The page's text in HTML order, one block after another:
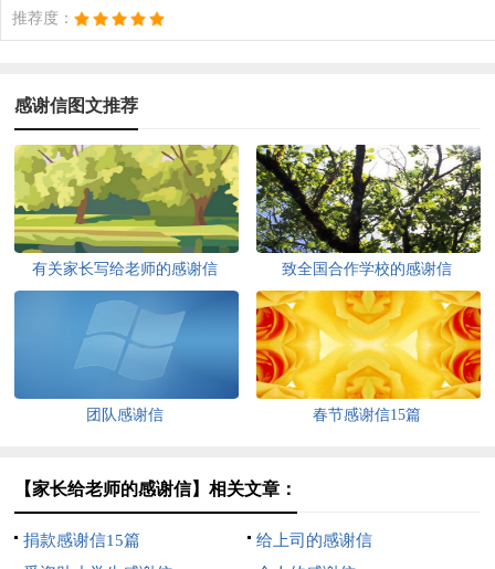
推荐度：
感谢信图文推荐
有关家长写给老师的感谢信 致全国合作学校的感谢信
团队感谢信 春节感谢信15篇
【家长给老师的感谢信】相关文章：
捐款感谢信15篇
给上司的感谢信